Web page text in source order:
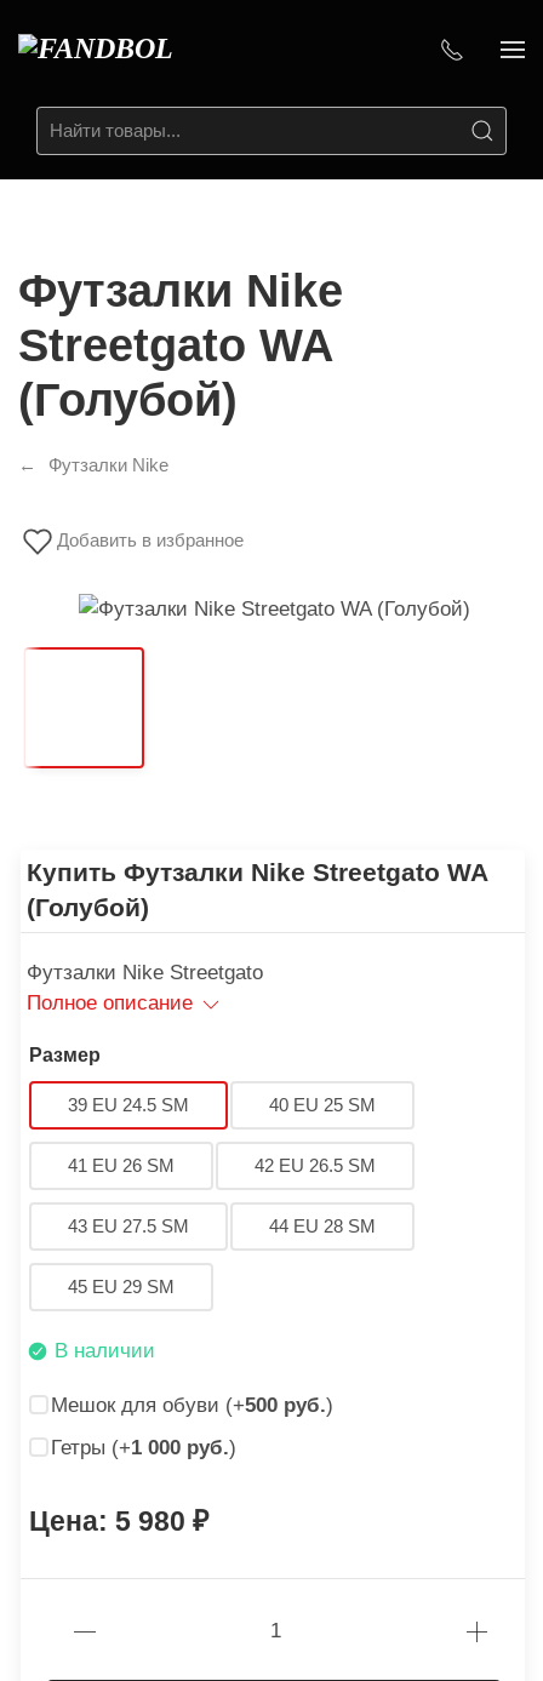
Футзалки Nike
Streetgato WA
(Голубой)
Футзалки Nike
Добавить в избранное
Купить Футзалки Nike Streetgato WA
(Голубой)
Футзалки Nike Streetgato
Полное описание
Размер
39 EU 24.5 SM 40 EU 25 SM
41 EU 26 SM 42 EU 26.5 SM
43 EU 27.5 SM 44 EU 28 SM
45 EU 29 SM
В наличии
Мешок для обуви (+500 руб.)
Гетры (+1 000 руб.)
5 980